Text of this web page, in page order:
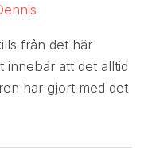
från det här
innebär att det alltid
har gjort med det